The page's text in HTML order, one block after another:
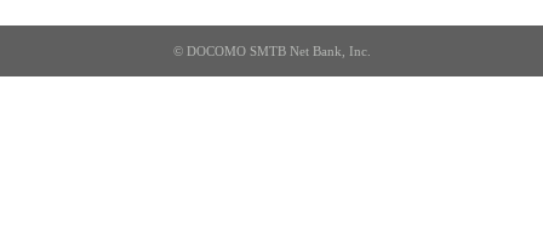
© DOCOMO SMTB Net Bank, Inc.